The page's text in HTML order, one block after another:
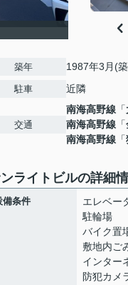
築年 1987年3月(
駐車 近隣
交通
南海高野線 「
南海高野線 「
南海高野線 「
ライトビルの詳細
備条件
エレベー
駐輪場
バイク置
敷地内ご
インター
防犯カメ